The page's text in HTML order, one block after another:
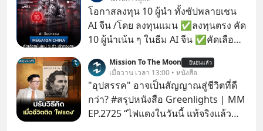
โอกาสลงทุน 10 ผู้นำ ทั้งซัปพลายเชน
AI จีน /โดย ลงทุนแมน ✅ลงทุนตรง คัด
10 ผู้นำเน้น ๆ ในธีม AI จีน ✅คัดเลือก
เจ้าของผู้นำ AI จีน ตั้งแต่โรงงานผลิตชิป
หน่วยความจำ โมเดล AI ยันหุ่นยนต์
✅ได้การรับยกเว้นภาษี Capital Gain
ตามกฎหมายภาษีของประเทศไทย
Mission To The Moon ยืนยันแล้ว
เมื่อวาน เวลา 13:00 • หนังสือ
"อุปสรรค" อาจเป็นสัญญาณสู่ชีวิตที่ดี
กว่า? #สรุปหนังสือ Greenlights | MM
EP.2725 “ไฟแดงในวันนี้ แท้จริงแล้ว